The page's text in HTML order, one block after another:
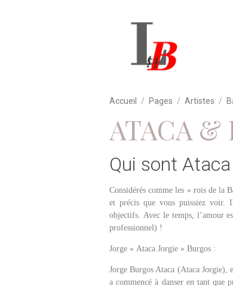
Accueil Pages Artistes
ATACA &
Qui sont
Considérés comme les « rois de la
et précis que vous puissiez voir.
objectifs. Avec le temps, l’amour
professionnel) !
Jorge « Ataca Jorgie » Burgos :
Jorge Burgos Ataca (Ataca Jorgie),
a commencé à danser en tant que